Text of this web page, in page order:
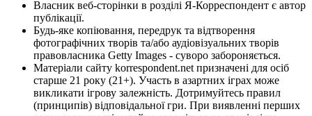
Власник веб-сторінки в розділі Я-Корреспондент є автор
публікації.
Будь-яке копіювання, передрук та відтворення
фотографічних творів та/або аудіовізуальних творів
правовласника Getty Images - суворо забороняється.
Матеріали сайту korrespondent.net призначені для осіб
старше 21 року (21+). Участь в азартних іграх може
викликати ігрову залежність. Дотримуйтесь правил
(принципів) відповідальної гри. При виявленні перших